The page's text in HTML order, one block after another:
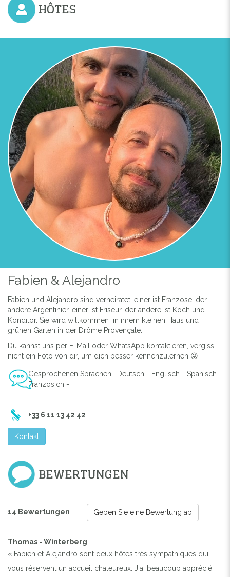
HÔTES
Fabien & Alejandro
Fabien und Alejandro sind verheiratet, einer ist Franzose, der
andere Argentinier, einer ist Friseur, der andere ist Koch und
Konditor. Sie wird willkommen in ihrem kleinen Haus und
grünen Garten in der Drôme Provençale.
Du kannst uns per E-Mail oder WhatsApp kontaktieren, vergiss
nicht ein Foto von dir, um dich besser kennenzulernen 😜
Gesprochenen Sprachen : Deutsch - Englisch - Spanisch -
Französich -
+33 6 11 13 42 42
Kontakt
BEWERTUNGEN
14 Bewertungen Geben Sie eine Bewertung ab
Thomas - Winterberg
« Fabien et Alejandro sont deux hôtes très sympathiques qui
vous réservent un accueil chaleureux. J'ai beaucoup apprécié